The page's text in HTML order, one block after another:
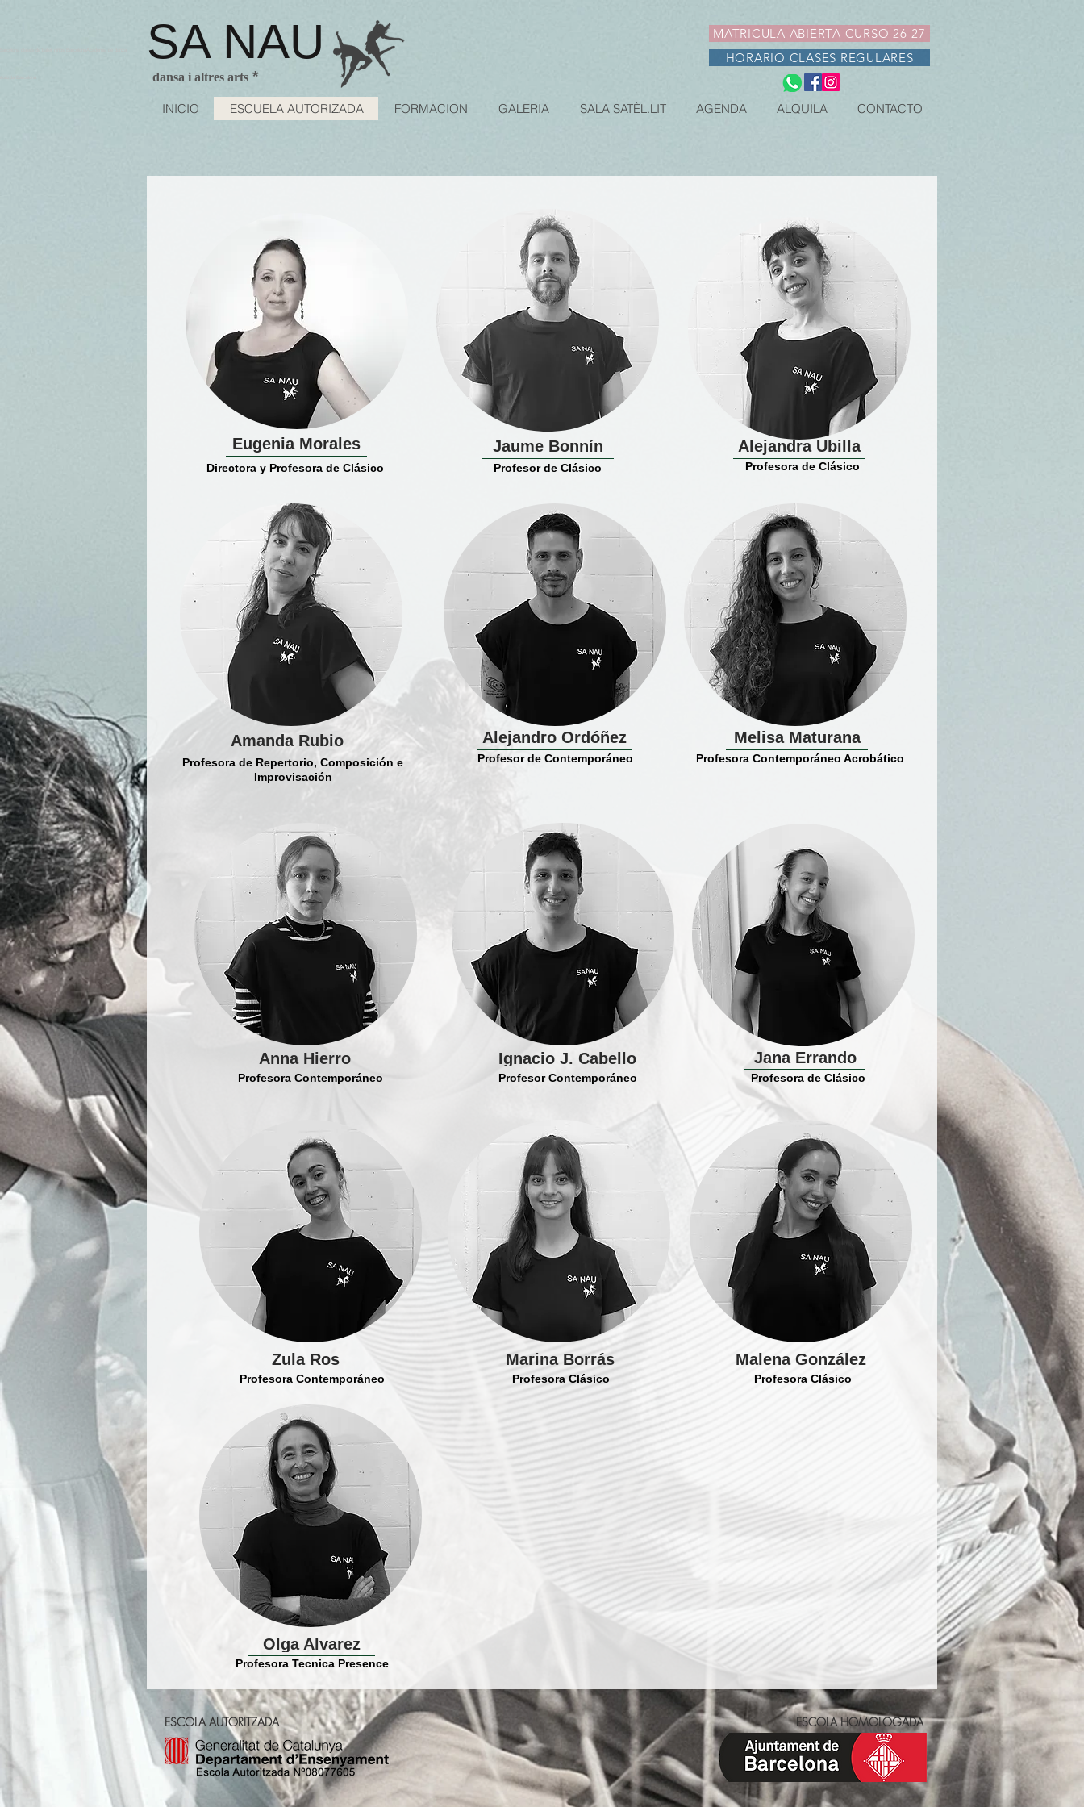
SA NAU
dansa i altres arts *
MATRICULA ABIERTA CURSO 26-27
HORARIO CLASES REGULARES
INICIO ESCUELA AUTORIZADA FORMACION GALERIA SALA SATÈL.LIT AGENDA ALQUILA CONTACTO
Alejandra Ubilla
Profesora de Clásico
Jaume Bonnín
Profesor de Clásico
Eugenia Morales
Directora y Profesora de Clásico
Amanda Rubio
Profesora de Repertorio, Composición e
Improvisación
Alejandro Ordóñez
Profesor de Contemporáneo
Melisa Maturana
Profesora Contemporáneo Acrobático
Anna Hierro
Profesora Contemporáneo
Ignacio J. Cabello
Profesor Contemporáneo
Jana Errando
Profesora de Clásico
Profesora Contemporáneo
Zula Ros Marina Borrás
Profesora Clásico
Malena González
Profesora Clásico
Olga Alvarez
Profesora Tecnica Presence
ESCOLA AUTORITZADA ESCOLA HOMOLOGADA